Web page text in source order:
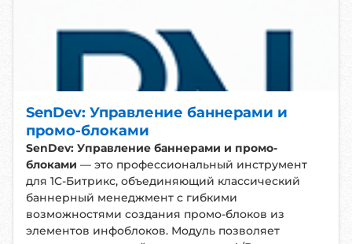
SenDev: Управление баннерами и
промо-блоками
SenDev: Управление баннерами и промо-
блоками — это профессиональный инструмент
для 1С-Битрикс, объединяющий классический
баннерный менеджмент с гибкими
возможностями создания промо-блоков из
элементов инфоблоков. Модуль позволяет